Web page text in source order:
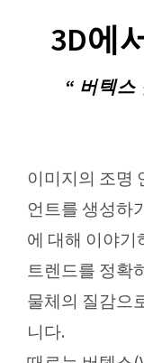
3D에
“ 버텍스
이미지의 조명
언트를 생성하
에 대해 이야기
트렌드를 정확
물체의 질감으
니다.